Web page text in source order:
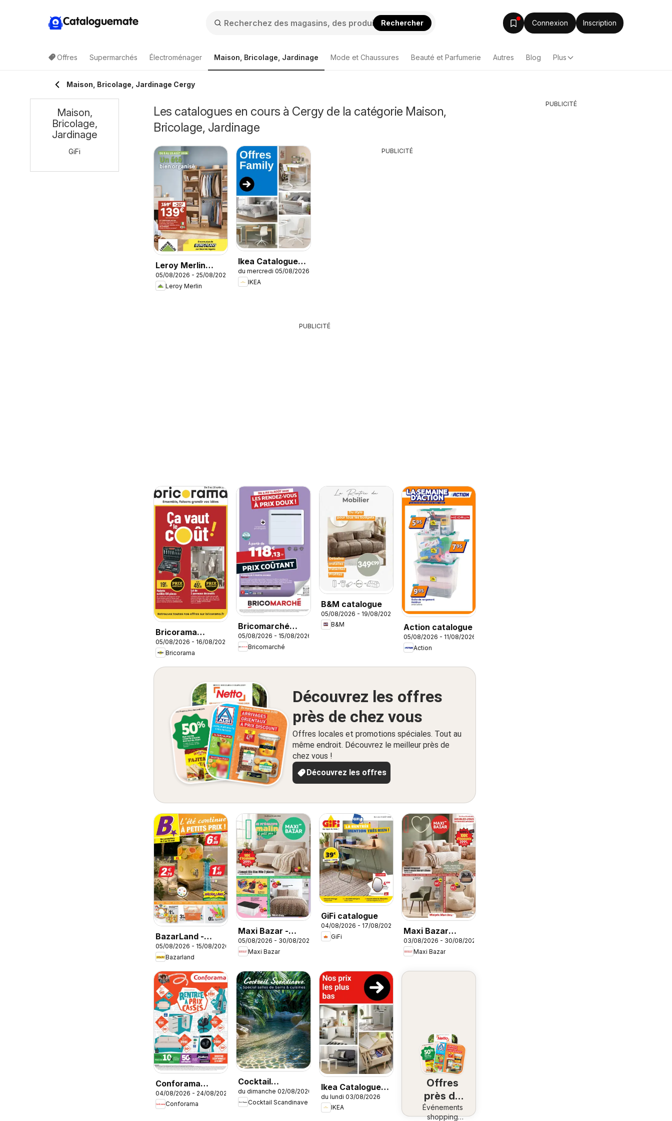
Cataloguemate Rechercher Connexion Inscription
Offres Supermarchés Électroménager Maison, Bricolage, Jardinage Mode et Chaussures Beauté et Parfumerie Autres Blog Plus
Maison, Bricolage, Jardinage Cergy
Les catalogues en cours à Cergy de la catégorie Maison,
Bricolage, Jardinage
Leroy Merlin
catalogue
05/08/2026 - 25/08/2026
Leroy Merlin
Ikea Catalogue
des produits -
Offres Ikea
du mercredi 05/08/2026
IKEA
PUBLICITÉ
PUBLICITÉ
Bricorama
catalogue
05/08/2026 - 16/08/2026
Bricorama
Bricomarché
catalogue
05/08/2026 - 15/08/2026
Bricomarché
B&M catalogue
05/08/2026 - 19/08/2026
B&M
Action catalogue
05/08/2026 - 11/08/2026
Action
Découvrez les offres
près de chez vous
Offres locales et promotions spéciales. Tout au
même endroit. Découvrez le meilleur près de
chez vous !
Découvrez les offres
BazarLand -
L'été continue à
petits prix
05/08/2026 - 15/08/2026
Bazarland
Maxi Bazar -
Brochure
05/08/2026 - 30/08/2026
Maxi Bazar
GiFi catalogue
04/08/2026 - 17/08/2026
GiFi
Maxi Bazar
catalogue
03/08/2026 - 30/08/2026
Maxi Bazar
Conforama
Rentrée à prix
cassés
04/08/2026 - 24/08/2026
Conforama
Cocktail
Scandinave
catalogue
du dimanche 02/08/2026
Cocktail Scandinave
Ikea Catalogue
des produits -
Nos prix les plus
du lundi 03/08/2026
IKEA
Offres
près de
chez
Événements
shopping
Maison,
Bricolage,
Jardinage
GiFi
PUBLICITÉ